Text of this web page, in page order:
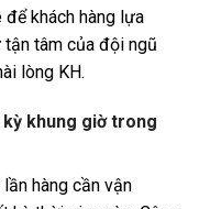
để khách hàng lựa
tâm của đội ngũ
lòng KH.
kỳ khung giờ trong
hàng cần vận